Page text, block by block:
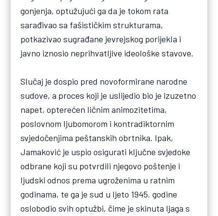
gonjenja, optužujući ga da je tokom rata
sarađivao sa fašističkim strukturama,
potkazivao sugrađane jevrejskog porijekla i
javno iznosio neprihvatljive ideološke stavove.
Slučaj je dospio pred novoformirane narodne
sudove, a proces koji je uslijedio bio je izuzetno
napet, opterećen ličnim animozitetima,
poslovnom ljubomorom i kontradiktornim
svjedočenjima peštanskih obrtnika. Ipak,
Jamaković je uspio osigurati ključne svjedoke
odbrane koji su potvrdili njegovo poštenje i
ljudski odnos prema ugroženima u ratnim
godinama, te ga je sud u ljeto 1945. godine
oslobodio svih optužbi, čime je skinuta ljaga s